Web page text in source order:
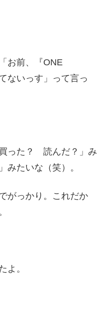
お前、『ONE
ないっす」って言っ
買った？ 読んだ？」み
たいな（笑）。
がっかり。これだか
よ。